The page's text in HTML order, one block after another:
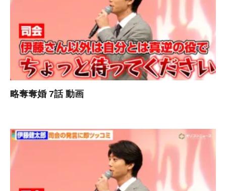
略奪奪婚 7話 動画